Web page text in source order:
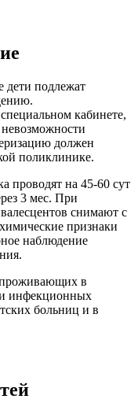
дети подлежат
кабинете,
должен
поликлинике.
проводят на 45-60 сут
3 мес. При
снимают с
признаки
наблюдение
проживающих в
инфекционных
больниц и в